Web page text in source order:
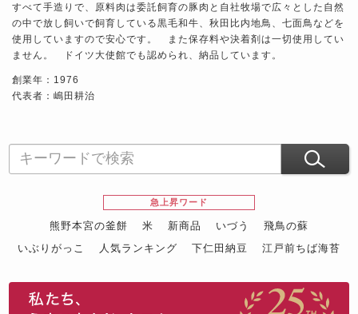
すべて手造りで、原料肉は委託飼育の豚肉と自社牧場で広々とした自然
の中で放し飼いで飼育している黒毛和牛、秋田比内地鳥、七面鳥などを
使用していますので安心です。 また保存料や決着剤は一切使用してい
ません。 ドイツ大使館でも認められ、納品しています。
創業年：1976
代表者：嶋田耕治
急上昇ワード
熊野本宮の釜餅 米 新商品 いづう
飛鳥の蘇
いぶりがっこ
人気ランキング 下仁田納豆
江戸前ちば海苔